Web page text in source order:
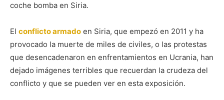
coche bomba en Siria.
El conflicto armado en Siria, que empezó en 2011 y ha
provocado la muerte de miles de civiles, o las protestas
que desencadenaron en enfrentamientos en Ucrania, han
dejado imágenes terribles que recuerdan la crudeza del
conflicto y que se pueden ver en esta exposición.